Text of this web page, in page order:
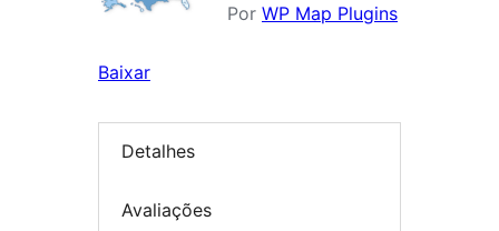
Por WP Map Plugins
Baixar
Detalhes
Avaliações